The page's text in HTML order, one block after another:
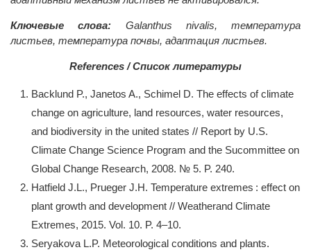
Ключевые слова: Galanthus nivalis, температура
листьев, температура почвы, адаптация листьев.
References / Список литературы
Backlund P., Janetos A., Schimel D. The effects of climate
change on agriculture, land resources, water resources,
and biodiversity in the united states // Report by U.S.
Climate Change Science Program and the Sucommittee on
Global Change Research, 2008. № 5. P. 240.
Hatfield J.L., Prueger J.H. Temperature extremes : effect on
plant growth and development // Weatherand Climate
Extremes, 2015. Vol. 10. P. 4–10.
Seryakova L.P. Meteorological conditions and plants.